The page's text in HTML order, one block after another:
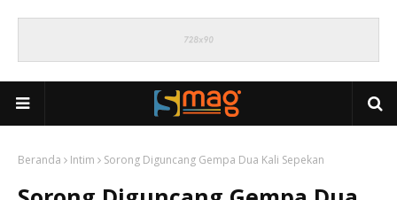
Beranda Intim Sorong Diguncang Gempa Dua Kali Sepekan